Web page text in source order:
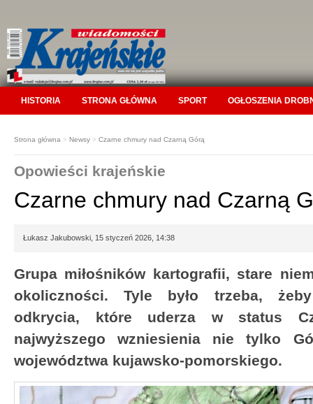
HISTORIA STRONA GŁÓWNA SPORT OGŁOSZENIA
Strona główna > Newsy > Czarne chmury nad Czarną Górą
Opowieści krajeńskie
Czarne chmury nad Czarną
Łukasz Jakubowski, 15 styczeń 2026, 14:38
Grupa miłośników kartografii, stare
okoliczności. Tyle było trzeba,
odkrycia, które uderza w status
najwyższego wzniesienia nie tylko
województwa kujawsko-pomorskiego.